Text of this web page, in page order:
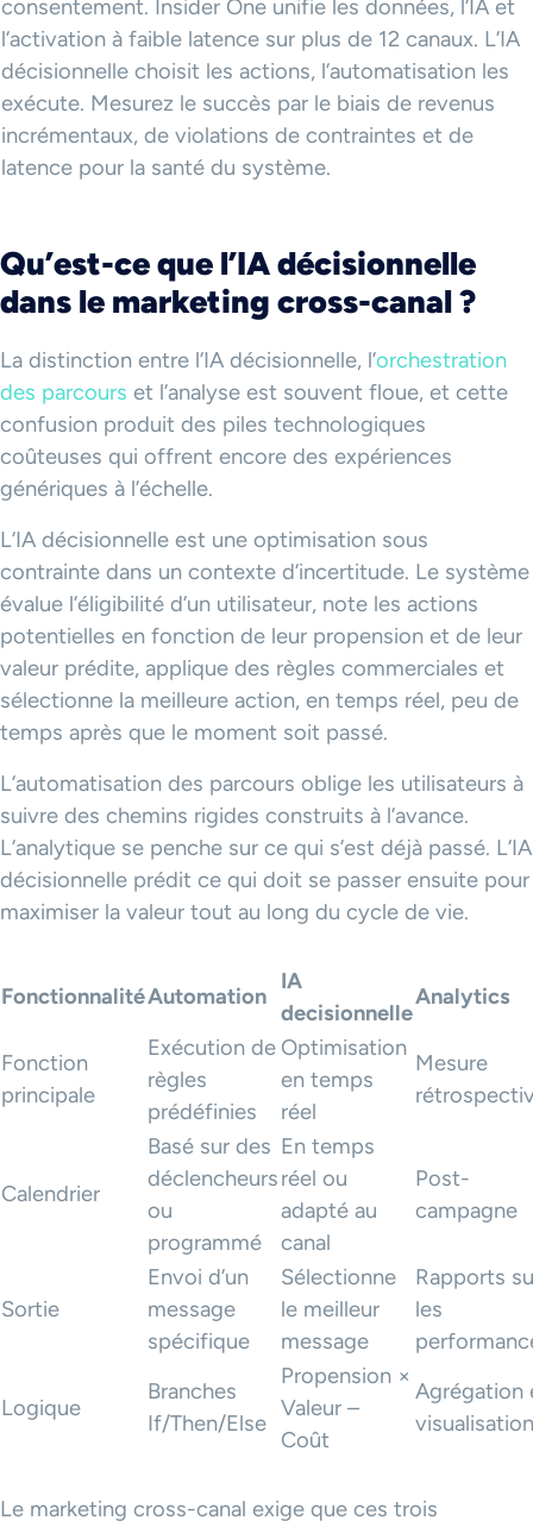
consentement. Insider One unifie les données, l’IA et
l’activation à faible latence sur plus de 12 canaux. L’IA
décisionnelle choisit les actions, l’automatisation les
exécute. Mesurez le succès par le biais de revenus
incrémentaux, de violations de contraintes et de
latence pour la santé du système.
Qu’est-ce que l’IA décisionnelle
dans le marketing cross-canal ?
La distinction entre l’IA décisionnelle, l’orchestration
des parcours et l’analyse est souvent floue, et cette
confusion produit des piles technologiques
coûteuses qui offrent encore des expériences
génériques à l’échelle.
L’IA décisionnelle est une optimisation sous
contrainte dans un contexte d’incertitude. Le système
évalue l’éligibilité d’un utilisateur, note les actions
potentielles en fonction de leur propension et de leur
valeur prédite, applique des règles commerciales et
sélectionne la meilleure action, en temps réel, peu de
temps après que le moment soit passé.
L’automatisation des parcours oblige les utilisateurs à
suivre des chemins rigides construits à l’avance.
L’analytique se penche sur ce qui s’est déjà passé. L’IA
décisionnelle prédit ce qui doit se passer ensuite pour
maximiser la valeur tout au long du cycle de vie.
FonctionnalitéAutomation
IA
decisionnelle
Analytics
Fonction
principale
Exécution de
règles
prédéfinies
Optimisation
en temps
réel
Mesure
Calendrier
Basé sur des
déclencheurs
ou
programmé
En temps
réel ou
adapté au
canal
Post-
campagne
Sortie
Envoi d’un
message
spécifique
Sélectionne
le meilleur
message
Rapports
les
Logique
Branches
If/Then/Else
Propension ×
Valeur –
Coût
Agrégation
visualisation
Le marketing cross-canal exige que ces trois